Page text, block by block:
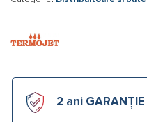
2 ani GARANȚIE